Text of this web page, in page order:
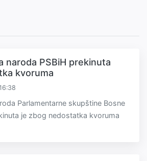
naroda PSBiH prekinuta
kvoruma
Parlamentarne skupštine Bosne
je zbog nedostatka kvoruma